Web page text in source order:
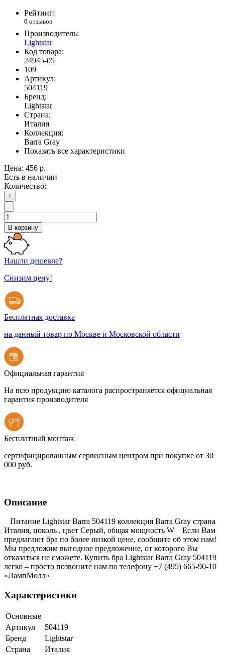
Рейтинг:
0 отзывов
Производитель:
Lightstar
Код товара:
24945-05
109
Артикул:
504119
Бренд:
Lightstar
Страна:
Италия
Коллекция:
Barra Gray
Показать все характеристики
Цена: 456 р.
Есть в наличии
Количество:
+
-
В корзину
Нашли дешевле?
Снизим цену!
Бесплатная доставка
на данный товар по Москве и Московской области
Официальная гарантия
На всю продукцию каталога распространяется официальная
гарантия производителя
Бесплатный монтаж
сертифицированным сервисным центром при покупке от 30
000 руб.
Описание
Питание Lightstar Barra 504119 коллекция Barra Gray страна
Италия, цоколь , цвет Серый, общая мощность W Если Вам
предлагают бра по более низкой цене, сообщите об этом нам!
Мы предложим выгодное предложение, от которого Вы
отказаться не сможете. Купить бра Lightstar Barra Gray 504119
легко – просто позвоните нам по телефону +7 (495) 665-90-10
«ЛампМолл»
Характеристики
Основные
Артикул
504119
Бренд
Lightstar
Страна
Италия